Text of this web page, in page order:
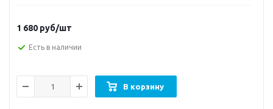
1 680 руб/шт
Есть в наличии
В корзину